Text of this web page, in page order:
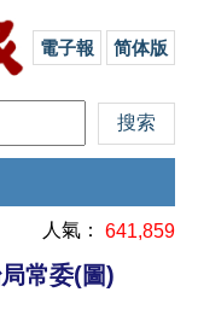
電子報 简体版
人氣： 641,859
常委(圖)